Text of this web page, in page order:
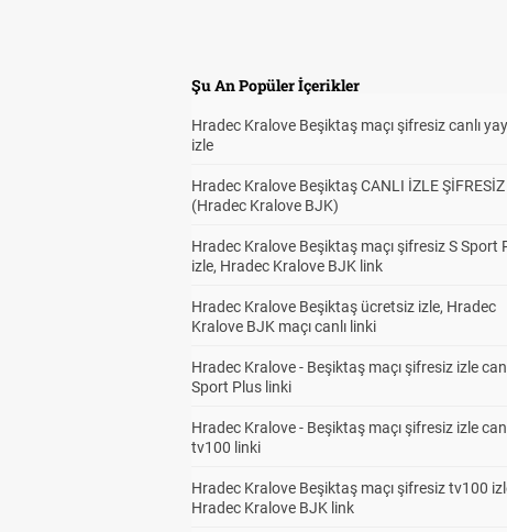
Şu An Popüler İçerikler
Hradec Kralove Beşiktaş maçı şifresiz canlı
izle
Hradec Kralove Beşiktaş CANLI İZLE ŞİFRESİZ
(Hradec Kralove BJK)
Hradec Kralove Beşiktaş maçı şifresiz S Sport
izle, Hradec Kralove BJK link
Hradec Kralove Beşiktaş ücretsiz izle, Hradec
Kralove BJK maçı canlı linki
Hradec Kralove - Beşiktaş maçı şifresiz izle
Sport Plus linki
Hradec Kralove - Beşiktaş maçı şifresiz izle
tv100 linki
Hradec Kralove Beşiktaş maçı şifresiz tv100
Hradec Kralove BJK link